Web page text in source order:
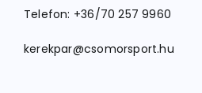
Telefon: +36/70 257 9960
kerekpar@csomorsport.hu